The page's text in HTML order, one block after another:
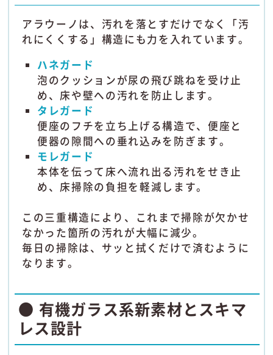
アラウーノは、汚れを落とすだけでなく「汚
れにくくする」構造にも力を入れています。
ハネガード
泡のクッションが尿の飛び跳ねを受け止
め、床や壁への汚れを防止します。
タレガード
便座のフチを立ち上げる構造で、便座と
便器の隙間への垂れ込みを防ぎます。
モレガード
本体を伝って床へ流れ出る汚れをせき止
め、床掃除の負担を軽減します。
この三重構造により、これまで掃除が欠かせ
なかった箇所の汚れが大幅に減少。
毎日の掃除は、サッと拭くだけで済むように
なります。
● 有機ガラス系新素材とスキマ
レス設計